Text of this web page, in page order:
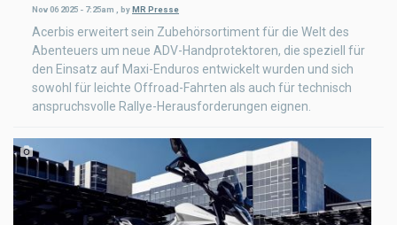
Nov 06 2025 - 7:25am , by MR Presse
Acerbis erweitert sein Zubehörsortiment für die Welt des
Abenteuers um neue ADV-Handprotektoren, die speziell für
den Einsatz auf Maxi-Enduros entwickelt wurden und sich
sowohl für leichte Offroad-Fahrten als auch für technisch
anspruchsvolle Rallye-Herausforderungen eignen.